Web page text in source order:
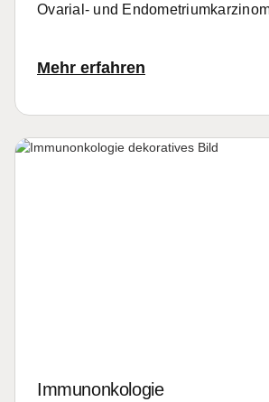
Ovarial- und
Mehr erfahren
Immunonkologie